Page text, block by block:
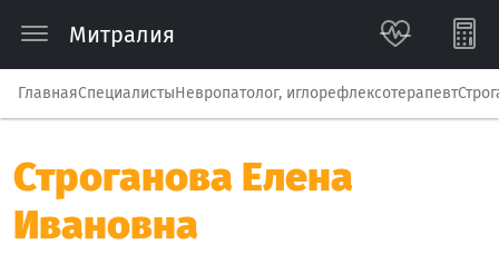
Митралия
ГлавнаяСпециалистыНевропатолог, иглорефлексотерапевт
Строганова Елена
Ивановна